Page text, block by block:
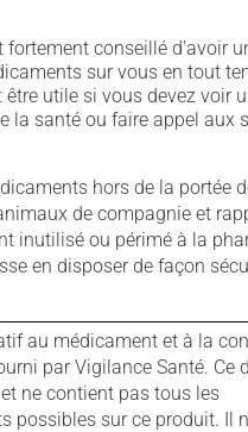
fortement conseillé d'avoir
sur vous en tout
être utile si vous devez voir
la santé ou faire appel aux
hors de la portée
de compagnie et
inutilisé ou périmé à la
en disposer de façon
au médicament et à la
par Vigilance Santé. Ce
ne contient pas tous les
possibles sur ce produit. Il